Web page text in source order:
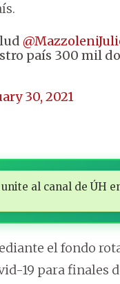
país 300 mil
30, 2021
al canal de ÚH
el fondo
19 para finales